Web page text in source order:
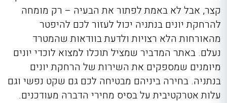
קצר, אבל לא באמת לפתור את הבעיה – רק מומחה
להרחקת יונים בנתניה יכול לעזור לכם להיפטר
מהאורחות הלא רצויות ולדעת בוודאות שהמטרד
נעלם. באתר המדביר שמציל תוכלו למצוא לוכדי יונים
מיומנים שמספקים את השירות של הרחקת יונים
בנתניה. בחירה ביניהם מבטיחה לכם גם שקט נפשי וגם
עלות אטרקטיבית על בסיס מחירי הדברה מעודכנים.